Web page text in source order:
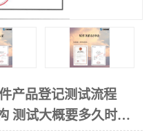
产品登记测试流程
测试大概要多久时间